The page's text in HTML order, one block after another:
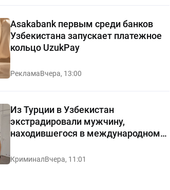
Asakabank первым среди банков
Узбекистана запускает платежное
кольцо UzukPay
РекламаВчера, 13:00
Из Турции в Узбекистан
экстрадировали мужчину,
находившегося в международном
КриминалВчера, 11:01